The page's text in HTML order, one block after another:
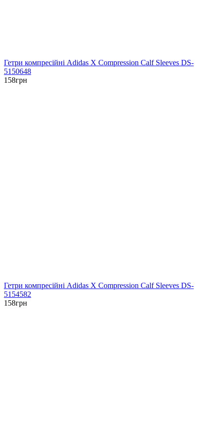
Гетри компресійні Adidas X Compression Calf Sleeves DS-
5150648
158грн
Гетри компресійні Adidas X Compression Calf Sleeves DS-
5154582
158грн